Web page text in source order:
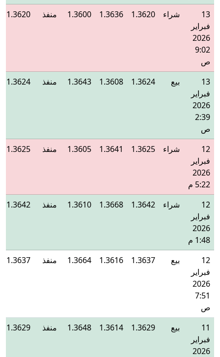
13
فبراير
2026
9:02
ص
شراء 1.3620
1.3636
1.3600 منفذ 1.3620
13
فبراير
2026
2:39
ص
بيع 1.3624
1.3608
1.3643 منفذ 1.3624
12
فبراير
2026
5:22 م
شراء 1.3625
1.3641
1.3605 منفذ 1.3625
12
فبراير
2026
1:48 م
شراء 1.3642
1.3668
1.3610 منفذ 1.3642
12
فبراير
2026
7:51
ص
بيع 1.3637
1.3616
1.3664 منفذ 1.3637
11
فبراير
2026
بيع 1.3629
1.3614
1.3648 منفذ 1.3629